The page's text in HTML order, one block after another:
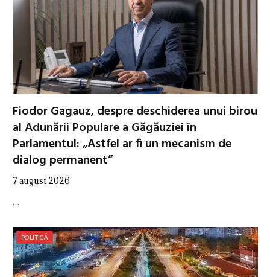
Fiodor Gagauz, despre deschiderea unui birou
al Adunării Populare a Găgăuziei în
Parlamentul: „Astfel ar fi un mecanism de
dialog permanent”
7 august 2026
…
POLITICĂ